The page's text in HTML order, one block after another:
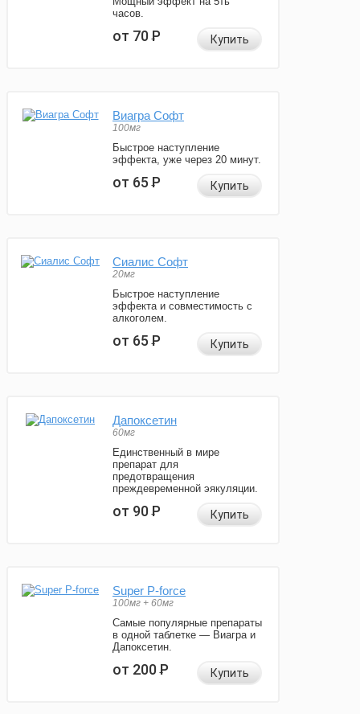
часов.
от 70Р Купить
Виагра Софт
100мг
Быстрое наступление
эффекта, уже через 20 минут.
от 65Р Купить
Сиалис Софт
20мг
Быстрое наступление
эффекта и совместимость с
алкоголем.
от 65Р Купить
Дапоксетин
60мг
Единственный в мире
препарат для
предотвращения
преждевременной эякуляции.
от 90Р Купить
Super P-force
100мг + 60мг
Самые популярные препараты
в одной таблетке — Виагра и
Дапоксетин.
от 200Р Купить